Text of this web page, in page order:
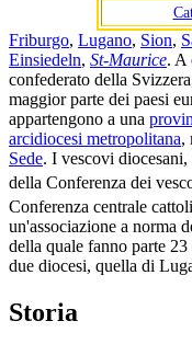
Friburgo, Lugano, Sion,
Einsiedeln, St-Maurice. A
confederato della
maggior parte dei paesi
appartengono a una
arcidiocesi metropolitana,
Sede. I vescovi
della Conferenza dei
Conferenza centrale
un'associazione a norma
della quale fanno parte
due diocesi, quella di
Storia